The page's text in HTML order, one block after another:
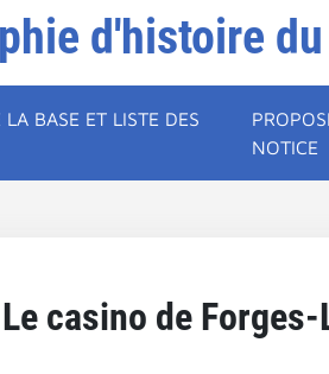
d'histoire
BASE ET LISTE DES
NOTICE
Le casino de